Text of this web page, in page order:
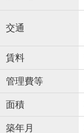
交通
賃料
管理費等
面積
築年月